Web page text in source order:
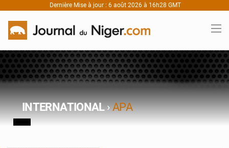
Dernière Mise à jour : 6 août 2026 à 16h28 GMT
INTERNATIONAL›APA